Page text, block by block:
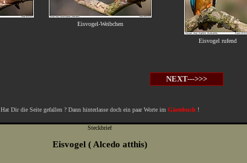
Eisvogel-Weibchen
Eisvogel rufend
NEXT--->>>
Hat Dir die Seite gefallen ? Dann hinterlasse doch ein paar Worte im Gästebuch !
Steckbrief
Eisvogel ( Alcedo atthis)